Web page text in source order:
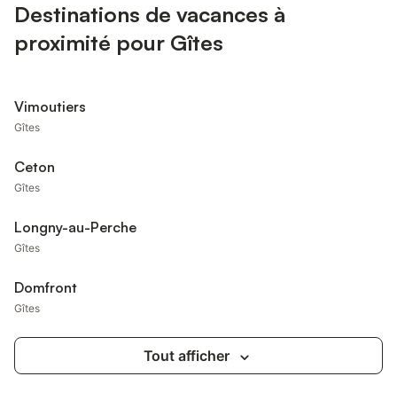
Destinations de vacances à
proximité pour Gîtes
Vimoutiers
Gîtes
Ceton
Gîtes
Longny-au-Perche
Gîtes
Domfront
Gîtes
Tout afficher